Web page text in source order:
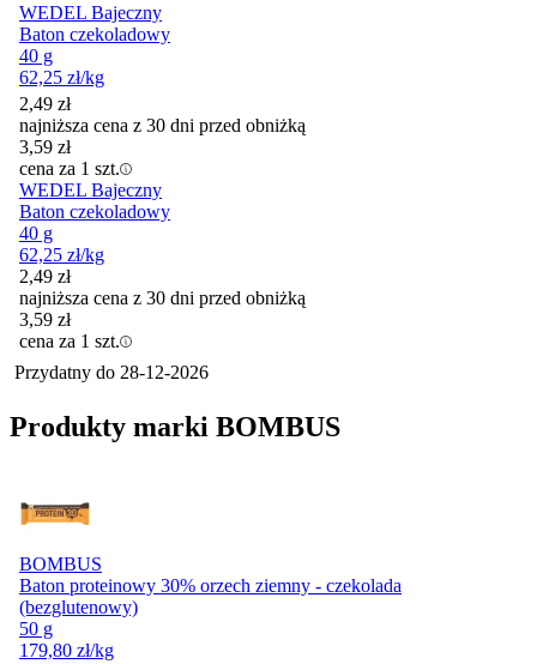
WEDEL Bajeczny
Baton czekoladowy
40 g
62,25 zł/kg
2,49 zł
najniższa cena z 30 dni przed obniżką
3,59 zł
cena za 1 szt.
WEDEL Bajeczny
Baton czekoladowy
40 g
62,25 zł/kg
2,49 zł
najniższa cena z 30 dni przed obniżką
3,59 zł
cena za 1 szt.
Przydatny do 28-12-2026
Produkty marki BOMBUS
BOMBUS
Baton proteinowy 30% orzech ziemny - czekolada
(bezglutenowy)
50 g
179,80 zł/kg